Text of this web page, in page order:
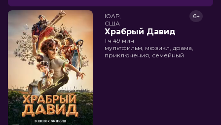
ЮАР,
США
Храбрый Давид
6+
1 ч 49 мин
мультфильм, мюзикл, драма,
приключения, семейный